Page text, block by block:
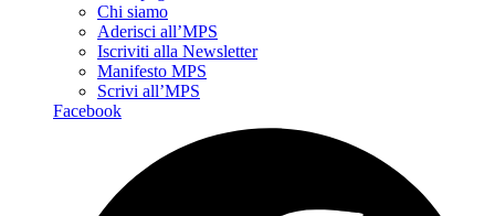
Chi siamo
Aderisci all’MPS
Iscriviti alla Newsletter
Manifesto MPS
Scrivi all’MPS
Facebook